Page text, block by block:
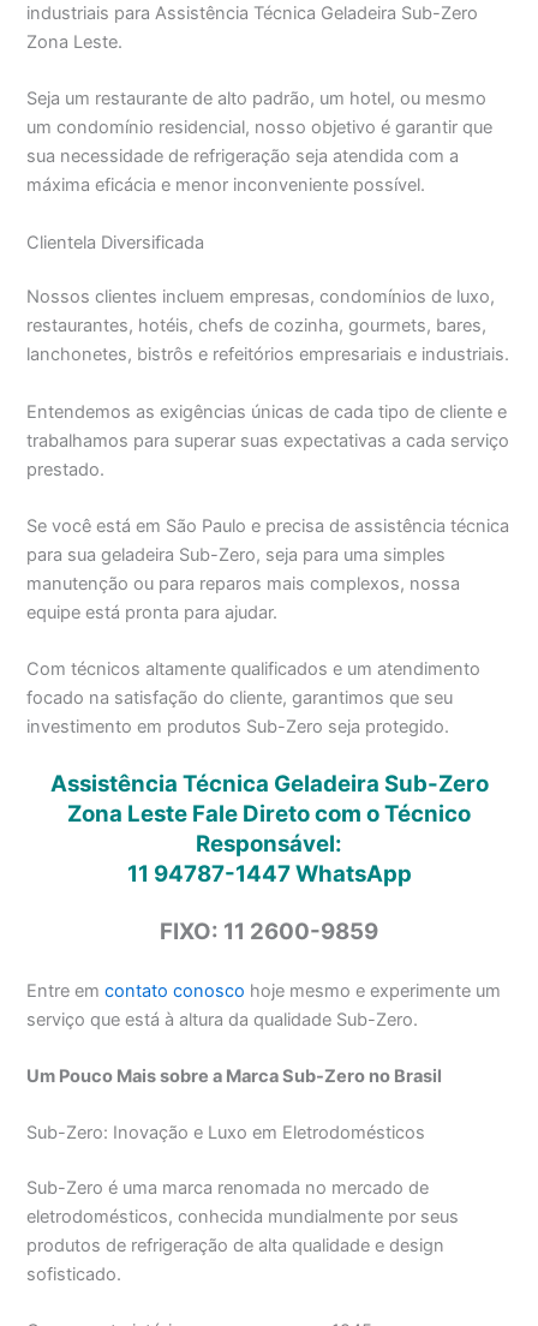
industriais para Assistência Técnica Geladeira Sub-Zero
Zona Leste.
Seja um restaurante de alto padrão, um hotel, ou mesmo
um condomínio residencial, nosso objetivo é garantir que
sua necessidade de refrigeração seja atendida com a
máxima eficácia e menor inconveniente possível.
Clientela Diversificada
Nossos clientes incluem empresas, condomínios de luxo,
restaurantes, hotéis, chefs de cozinha, gourmets, bares,
lanchonetes, bistrôs e refeitórios empresariais e industriais.
Entendemos as exigências únicas de cada tipo de cliente e
trabalhamos para superar suas expectativas a cada serviço
prestado.
Se você está em São Paulo e precisa de assistência técnica
para sua geladeira Sub-Zero, seja para uma simples
manutenção ou para reparos mais complexos, nossa
equipe está pronta para ajudar.
Com técnicos altamente qualificados e um atendimento
focado na satisfação do cliente, garantimos que seu
investimento em produtos Sub-Zero seja protegido.
Assistência Técnica Geladeira Sub-Zero
Zona Leste Fale Direto com o Técnico
Responsável:
11 94787-1447WhatsApp
FIXO: 11 2600-9859
Entre emcontato conosco hoje mesmo e experimente um
serviço que está à altura da qualidade Sub-Zero.
Um Pouco Mais sobre a Marca Sub-Zero no Brasil
Sub-Zero: Inovação e Luxo em Eletrodomésticos
Sub-Zero é uma marca renomada no mercado de
eletrodomésticos, conhecida mundialmente por seus
produtos de refrigeração de alta qualidade e design
sofisticado.